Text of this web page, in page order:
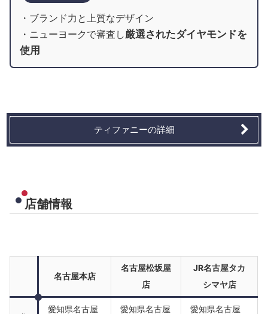
・ブランド力と上質なデザイン
・ニューヨークで審査し厳選されたダイヤモンドを
使用
ティファニーの詳細
店舗情報
名古屋本店
名古屋松坂屋
店
JR名古屋タカ
シマヤ店
愛知県名古屋 愛知県名古屋 愛知県名古屋